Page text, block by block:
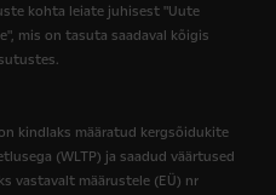
kohta leiate juhisest "Uute
mis on tasuta saadaval kõigis
kindlaks määratud kergsõidukite
(WLTP) ja saadud väärtused
vastavalt määrustele (EÜ) nr